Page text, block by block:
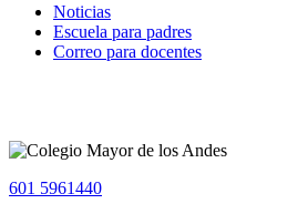
Noticias
Escuela para padres
Correo para docentes
601 5961440